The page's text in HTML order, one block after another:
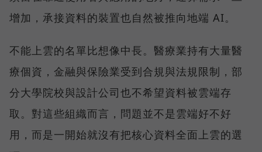
增加，承接資料的裝置也自然被推向地端 AI。
不能上雲的名單比想像中長。醫療業持有大量醫
療個資，金融與保險業受到合規與法規限制，部
分大學院校與設計公司也不希望資料被雲端存
取。對這些組織而言，問題並不是雲端好不好
用，而是一開始就沒有把核心資料全面上雲的選